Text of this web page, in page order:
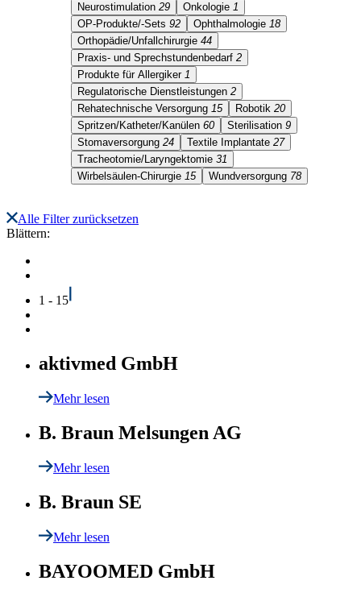
Neurostimulation 29 Onkologie 1
OP-Produkte/-Sets 92 Ophthalmologie 18
Orthopädie/Unfallchirurgie 44
Praxis- und Sprechstundenbedarf 2
Produkte für Allergiker 1
Regulatorische Dienstleistungen 2
Rehatechnische Versorgung 15 Robotik 20
Spritzen/Katheter/Kanülen 60 Sterilisation 9
Stomaversorgung 24 Textile Implantate 27
Tracheotomie/Laryngektomie 31
Wirbelsäulen-Chirurgie 15 Wundversorgung 78
Alle Filter zurücksetzen
Blättern:
1 - 15
aktivmed GmbH
Mehr lesen
B. Braun Melsungen AG
Mehr lesen
B. Braun SE
Mehr lesen
BAYOOMED GmbH